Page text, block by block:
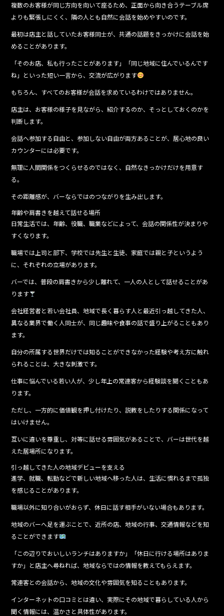
複数のお客様が同じ方向を向いて座るため、正面から向き合うテーブル席
よりも緊張しにくく、隣の人とも自然に会話を始めやすいのです。
最初は店主と話していたお客様同士が、共通の話題をきっかけに会話を始
めることがあります。
「そのお店、私も行ったことがあります」「同じ地域に住んでいるんです
ね」といった短い一言から、交流が広がります
もちろん、すべてのお客様が会話を求めているわけではありません。
店主は、お客様の様子を見ながら、紹介するのか、そっとしておくのかを
判断します。
会話へ参加する自由と、参加しない自由が両方あることが、居心地の良い
カウンターには必要です。
無理に人間関係をつくらせるのではなく、自然なきっかけだけを用意す
る。
その距離感が、バーならではのつながりを生み出します。
年齢や肩書きを越えて話せる場所
日常生活では、年齢、役職、職業などによって、会話の関係性が決まりや
すくなります。
職場では上司と部下、学校では先生と生徒、家庭では親と子というよう
に、それぞれの立場があります。
バーでは、普段の肩書きから少し離れて、一人の人として話せることがあ
ります
会社経営者と若い会社員、地域で長く暮らす人と最近引っ越してきた人、
異なる業界で働く人同士が、同じ趣味や食事の話で盛り上がることもあり
ます。
自分の所属する世界だけでは知ることができなかった経験や考え方に触れ
られることは、大きな刺激です。
仕事に悩んでいる若い人が、少し年上の常連客から経験談を聞くこともあ
ります。
ただし、一方的に価値観を押し付けたり、説教をしたりする関係になって
はいけません。
互いに違いを尊重し、対等に話せる雰囲気があることで、バーは世代を越
えた居場所になります。
引っ越してきた人の地域デビューを支える
進学、就職、転勤などで新しい地域へ移った人は、生活に慣れるまで孤独
を感じることがあります。
職場以外に知り合いがおらず、休日に話す相手がいない場合もあります。
地域のバーへ足を運ぶことで、近所の店、地域の行事、交通情報などを知
ることができます
「この辺りでおいしいランチはありますか」「休日に行ける場所はありま
すか」と店主へ尋ねれば、地域ならではの情報を教えてもらえます。
常連客との会話から、地域の文化や雰囲気を知ることもあります。
インターネットの口コミとは違い、実際にその地域で暮らしている人から
聞く情報には、温かさと具体性があります。